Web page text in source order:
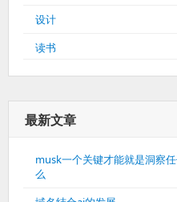
设计
读书
最新文章
musk一个关键才能就是洞察
么